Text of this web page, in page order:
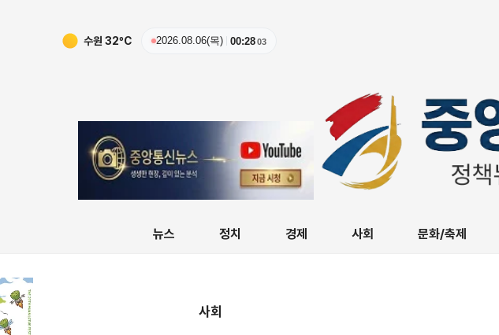
수원 32ºC 2026.08.06(목) 00:2804
뉴스 정치 경제 사회 문화/축제
사회